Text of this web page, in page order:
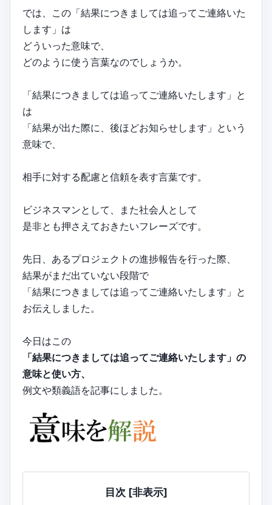
では、この「結果につきましては追ってご連絡いた
します」は
どういった意味で、
どのように使う言葉なのでしょうか。
「結果につきましては追ってご連絡いたします」と
は
「結果が出た際に、後ほどお知らせします」という
意味で、
相手に対する配慮と信頼を表す言葉です。
ビジネスマンとして、また社会人として
是非とも押さえておきたいフレーズです。
先日、あるプロジェクトの進捗報告を行った際、
結果がまだ出ていない段階で
「結果につきましては追ってご連絡いたします」と
お伝えしました。
今日はこの
「結果につきましては追ってご連絡いたします」の
意味と使い方、
例文や類義語を記事にしました。
目次 [非表示]